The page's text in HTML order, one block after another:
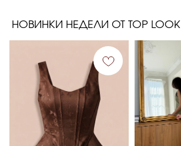
НОВИНКИ НЕДЕЛИ ОТ TOP LOOK